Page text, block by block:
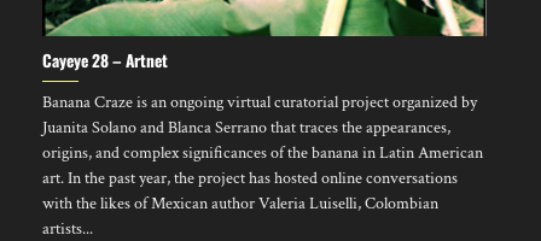
Cayeye 28 – Artnet
Banana Craze is an ongoing virtual curatorial project organized by
Juanita Solano and Blanca Serrano that traces the appearances,
origins, and complex significances of the banana in Latin American
art. In the past year, the project has hosted online conversations
with the likes of Mexican author Valeria Luiselli, Colombian
artists...